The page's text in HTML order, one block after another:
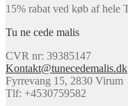
15% rabat ved køb af hele
Tu ne cede malis
CVR nr: 39385147
Kontakt@tunecedemalis.dk
Fyrrevang 15, 2830 Virum
Tlf: +4530759582